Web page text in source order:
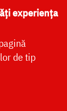
experiența
de tip